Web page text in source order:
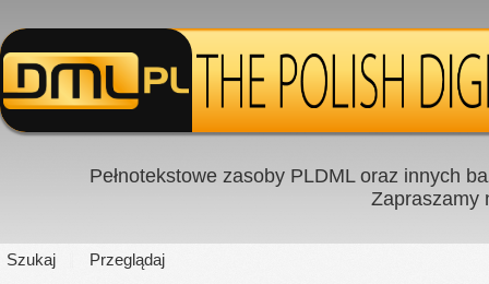
Pełnotekstowe zasoby PLDML oraz innych
Zapraszamy
Szukaj Przeglądaj